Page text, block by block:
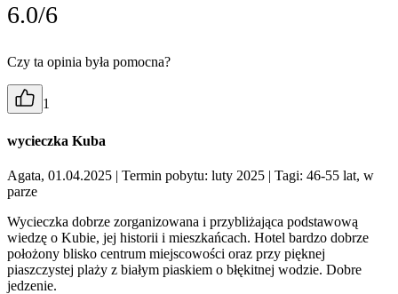
6.0/6
Czy ta opinia była pomocna?
1
wycieczka Kuba
Agata, 01.04.2025 | Termin pobytu: luty 2025 | Tagi: 46-55 lat, w
parze
Wycieczka dobrze zorganizowana i przybliżająca podstawową
wiedzę o Kubie, jej historii i mieszkańcach. Hotel bardzo dobrze
położony blisko centrum miejscowości oraz przy pięknej
piaszczystej plaży z białym piaskiem o błękitnej wodzie. Dobre
jedzenie.